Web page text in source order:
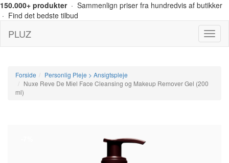
150.000+ produkter· Sammenlign priser fra hundredvis af butikker
· Find det bedste tilbud
Menu
PLUZ
Forside
Personlig Pleje > Ansigtspleje
Nuxe Reve De Miel Face Cleansing og Makeup Remover Gel (200
ml)